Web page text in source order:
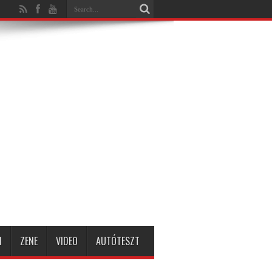
ZENE VIDEO AUTÓTESZT